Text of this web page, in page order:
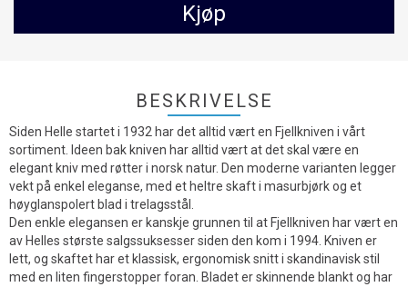
Kjøp
BESKRIVELSE
Siden Helle startet i 1932 har det alltid vært en Fjellkniven i vårt
sortiment. Ideen bak kniven har alltid vært at det skal være en
elegant kniv med røtter i norsk natur. Den moderne varianten legger
vekt på enkel eleganse, med et heltre skaft i masurbjørk og et
høyglanspolert blad i trelagsstål.
Den enkle elegansen er kanskje grunnen til at Fjellkniven har vært en
av Helles største salgssuksesser siden den kom i 1994. Kniven er
lett, og skaftet har et klassisk, ergonomisk snitt i skandinavisk stil
med en liten fingerstopper foran. Bladet er skinnende blankt og har